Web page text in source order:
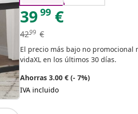
3999 €
4299 €
El precio más bajo no promocional
vidaXL en los últimos 30 días.
Ahorras 3.00 € (- 7%)
IVA incluido